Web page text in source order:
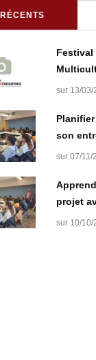
RÉCENTS
sur 13/03/
son
sur 07/11/
projet
sur 10/10/